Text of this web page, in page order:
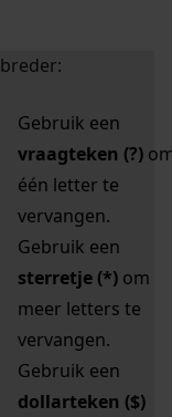
breder:
Gebruik een
vraagteken (?)
één letter te
vervangen.
Gebruik een
sterretje (*) om
meer letters te
vervangen.
Gebruik een
dollarteken ($)